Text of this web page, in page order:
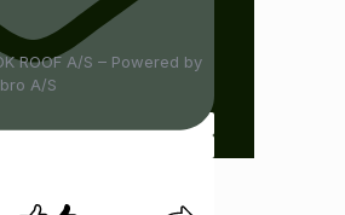
ROOF A/S – Powered by
A/S